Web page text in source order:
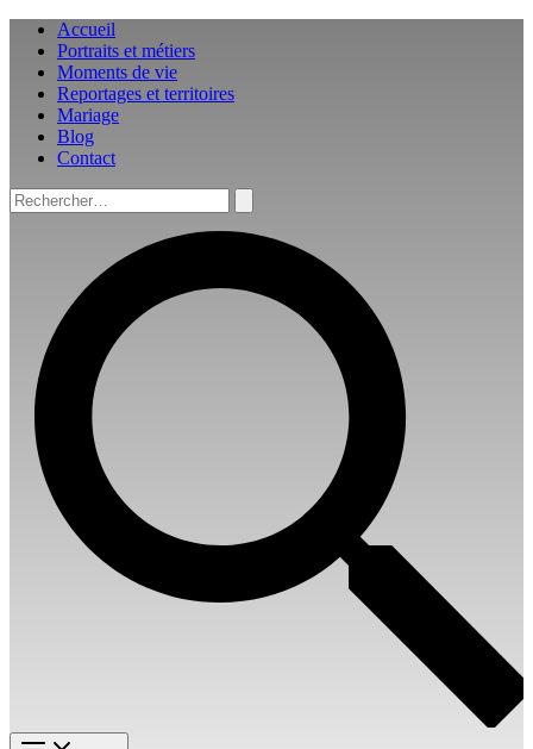
Aller
contenu
Accueil
Portraits et métiers
Moments de vie
Reportages et territoires
Mariage
Blog
Contact
Rechercher :